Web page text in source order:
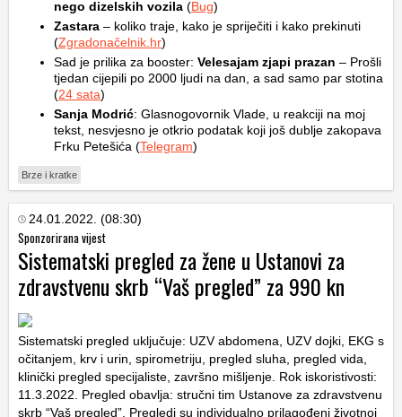
nego dizelskih vozila (Bug)
Zastara – koliko traje, kako je spriječiti i kako prekinuti
(Zgradonačelnik.hr)
Sad je prilika za booster: Velesajam zjapi prazan – Prošli
tjedan cijepili po 2000 ljudi na dan, a sad samo par stotina
(24 sata)
Sanja Modrić: Glasnogovornik Vlade, u reakciji na moj
tekst, nesvjesno je otkrio podatak koji još dublje zakopava
Frku Petešića (Telegram)
Brze i kratke
24.01.2022. (08:30)
Sponzorirana vijest
Sistematski pregled za žene u Ustanovi za
zdravstvenu skrb “Vaš pregled” za 990 kn
Sistematski pregled uključuje: UZV abdomena, UZV dojki, EKG s
očitanjem, krv i urin, spirometriju, pregled sluha, pregled vida,
klinički pregled specijaliste, završno mišljenje. Rok iskoristivosti:
11.3.2022. Pregled obavlja: stručni tim Ustanove za zdravstvenu
skrb “Vaš pregled”. Pregledi su individualno prilagođeni životnoj